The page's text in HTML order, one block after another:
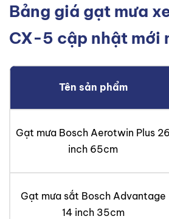
Bảng giá gạt mưa
CX-5 cập nhật mới
Tên sản phẩm
Gạt mưa Bosch Aerotwin Plus 26
inch 65cm
Gạt mưa sắt Bosch Advantage
14 inch 35cm